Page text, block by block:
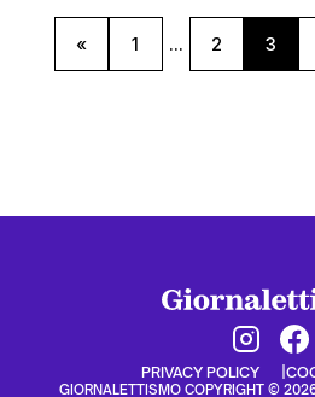
« 1 ... 2 3
PRIVACY POLICY
GIORNALETTISMO COPYRIGHT ©